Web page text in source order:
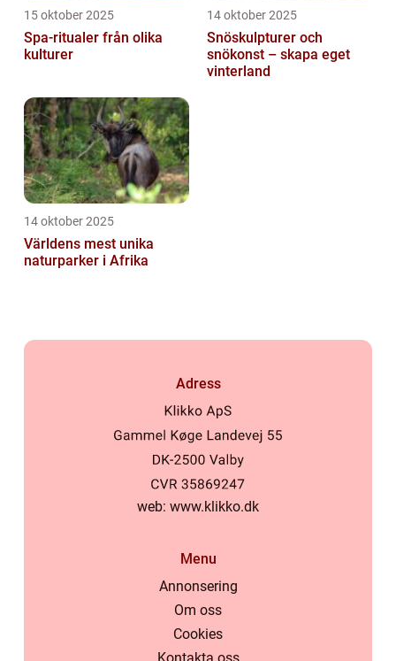
15 oktober 2025
Spa-ritualer från olika
kulturer
14 oktober 2025
Snöskulpturer och
snökonst – skapa eget
vinterland
14 oktober 2025
Världens mest unika
naturparker i Afrika
Adress
web: www.klikko.dk
Menu
Annonsering
Om oss
Cookies